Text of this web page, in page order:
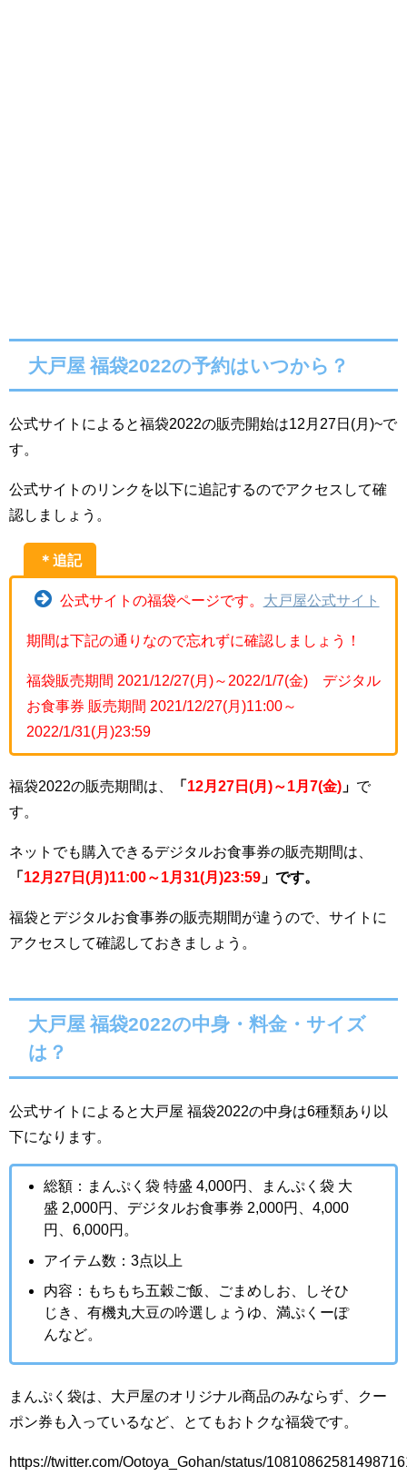
大戸屋 福袋2022の予約はいつから？
公式サイトによると福袋2022の販売開始は12月27日(月)~で
す。
公式サイトのリンクを以下に追記するのでアクセスして確
認しましょう。
＊追記
公式サイトの福袋ページです。 大戸屋公式サイト
期間は下記の通りなので忘れずに確認しましょう！
福袋販売期間 2021/12/27(月)～2022/1/7(金) デジタル
お食事券 販売期間 2021/12/27(月)11:00～
2022/1/31(月)23:59
福袋2022の販売期間は、 「 12 月27日(月)～1 月7(金) 」 で
す。
ネットでも購入できるデジタルお食事券の販売期間は、
「 12 月27日(月)11:00～1 月31(月)23:59 」です。
福袋とデジタルお食事券の販売期間が違うので、サイトに
アクセスして確認しておきましょう。
大戸屋 福袋2022の中身・料金・サイズ
は？
公式サイトによると大戸屋 福袋2022の中身は6種類あり以
下になります。
総額：まんぷく袋 特盛 4,000円、まんぷく袋 大
盛 2,000円、デジタルお食事券 2,000円、4,000
円、6,000円。
アイテム数：3点以上
内容：もちもち五穀ご飯、ごまめしお、しそひ
じき、有機丸大豆の吟選しょうゆ、満ぷくーぽ
んなど。
まんぷく袋は、大戸屋のオリジナル商品のみならず、クー
ポン券も入っているなど、とてもおトクな福袋です。
https://twitter.com/Ootoya_Gohan/status/